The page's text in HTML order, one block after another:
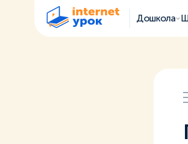
Дошкола